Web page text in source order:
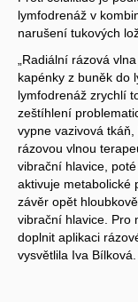
lymfodrenáž v
narušení tukových
„Radiální rázová
kapénky z buněk do
lymfodrenáž zrychlí
zeštíhlení
vypne vazivová tkáň,
rázovou vlnou
vibrační hlavice,
aktivuje metabolické
závěr opět
vibrační hlavice. Pro
doplnit aplikaci
vysvětlila Iva Bílková.